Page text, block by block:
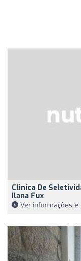
Clinica De
Ilana Fux
Ver informações